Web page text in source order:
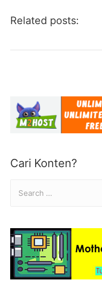
Related posts:
Cari Konten?